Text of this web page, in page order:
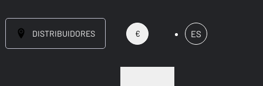
DISTRIBUIDORES € ES